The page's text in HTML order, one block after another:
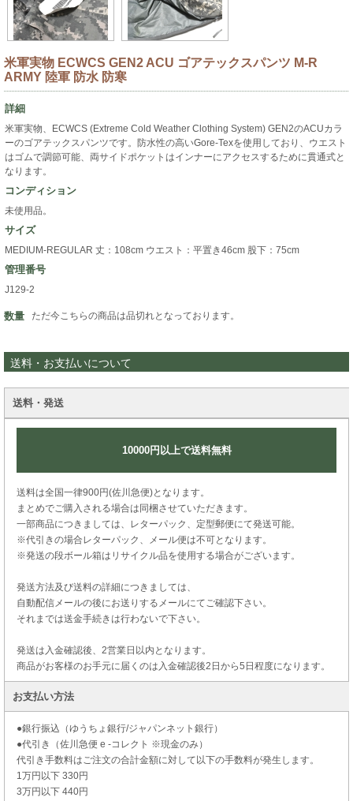
米軍実物 ECWCS GEN2 ACU ゴアテックスパンツ M-R
ARMY 陸軍 防水 防寒
詳細
米軍実物、ECWCS (Extreme Cold Weather Clothing System) GEN2のACUカラ
ーのゴアテックスパンツです。防水性の高いGore-Texを使用しており、ウエスト
はゴムで調節可能、両サイドポケットはインナーにアクセスするために貫通式と
なります。
コンディション
未使用品。
サイズ
MEDIUM-REGULAR 丈：108cm ウエスト：平置き46cm 股下：75cm
管理番号
J129-2
数量 ただ今こちらの商品は品切れとなっております。
送料・お支払いについて
送料・発送
10000円以上で送料無料
送料は全国一律900円(佐川急便)となります。
まとめでご購入される場合は同梱させていただきます。
一部商品につきましては、レターパック、定型郵便にて発送可能。
※代引きの場合レターパック、メール便は不可となります。
※発送の段ボール箱はリサイクル品を使用する場合がございます。
発送方法及び送料の詳細につきましては、
自動配信メールの後にお送りするメールにてご確認下さい。
それまでは送金手続きは行わないで下さい。
発送は入金確認後、2営業日以内となります。
商品がお客様のお手元に届くのは入金確認後2日から5日程度になります。
お支払い方法
●銀行振込（ゆうちょ銀行/ジャパンネット銀行）
●代引き（佐川急便 e -コレクト ※現金のみ）
代引き手数料はご注文の合計金額に対して以下の手数料が発生します。
1万円以下 330円
3万円以下 440円